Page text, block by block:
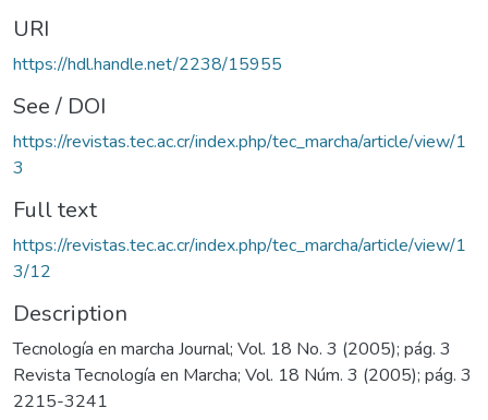
URI
https://hdl.handle.net/2238/15955
See / DOI
https://revistas.tec.ac.cr/index.php/tec_marcha/article/view/1
3
Full text
https://revistas.tec.ac.cr/index.php/tec_marcha/article/view/1
3/12
Description
Tecnología en marcha Journal; Vol. 18 No. 3 (2005); pág. 3
Revista Tecnología en Marcha; Vol. 18 Núm. 3 (2005); pág. 3
2215-3241